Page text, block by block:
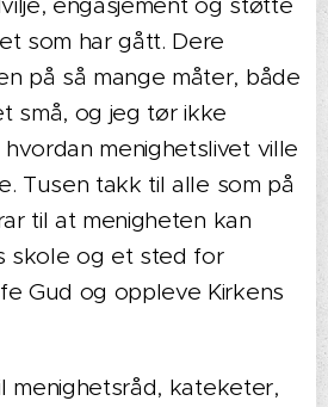
som har gått. Dere
på så mange måter, både
små, og jeg tør ikke
menighetslivet ville
Tusen takk til alle som på
til at menigheten kan
skole og et sted for
Gud og oppleve Kirkens
menighetsråd, kateketer,